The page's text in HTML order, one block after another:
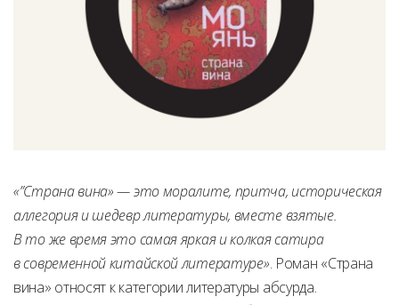
«”Страна вина» — это моралите, притча, историческая
аллегория и шедевр литературы, вместе взятые.
В то же время это самая яркая и колкая сатира
в современной китайской литературе». Роман «Страна
вина» относят к категории литературы абсурда.